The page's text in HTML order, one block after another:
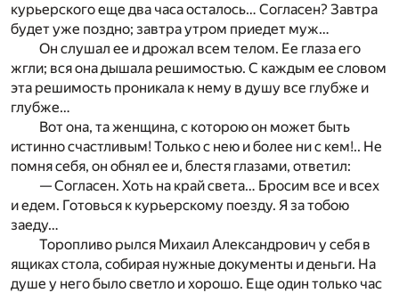
курьерского еще два часа осталось… Согласен? Завтра
будет уже поздно; завтра утром приедет муж…
Он слушал ее и дрожал всем телом. Ее глаза его
жгли; вся она дышала решимостью. С каждым ее словом
эта решимость проникала к нему в душу все глубже и
глубже…
Вот она, та женщина, с которою он может быть
истинно счастливым! Только с нею и более ни с кем!.. Не
помня себя, он обнял ее и, блестя глазами, ответил:
— Согласен. Хоть на край света… Бросим все и всех
и едем. Готовься к курьерскому поезду. Я за тобою
заеду…
Торопливо рылся Михаил Александрович у себя в
ящиках стола, собирая нужные документы и деньги. На
душе у него было светло и хорошо. Еще один только час